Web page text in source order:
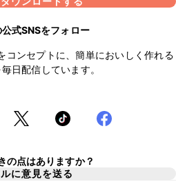
式SNSをフォロー
コンセプトに、簡単においしく作れる
日配信しています。
の点はありますか？
に意見を送る